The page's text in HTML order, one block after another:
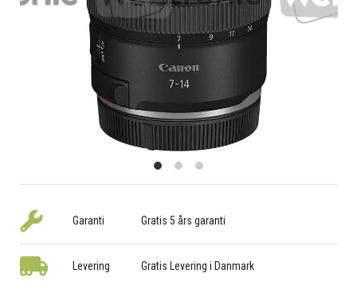
Garanti Gratis 5 års garanti
Levering Gratis Levering i Danmark